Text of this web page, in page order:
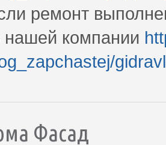
ремонт
нашей компании
Фасад